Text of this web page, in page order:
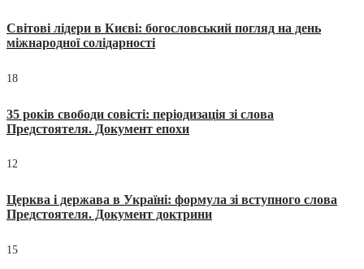
Світові лідери в Києві: богословський погляд на день
міжнародної солідарності
18
35 років свободи совісті: періодизація зі слова
Предстоятеля. Документ епохи
12
Церква і держава в Україні: формула зі вступного слова
Предстоятеля. Документ доктрини
15